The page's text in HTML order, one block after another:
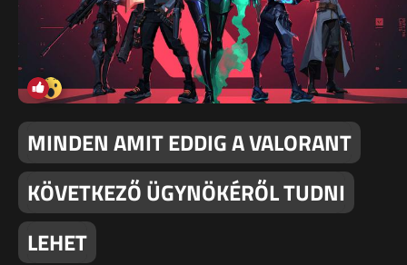
MINDEN AMIT EDDIG A VALORANT
KÖVETKEZŐ ÜGYNÖKÉRŐL TUDNI
LEHET